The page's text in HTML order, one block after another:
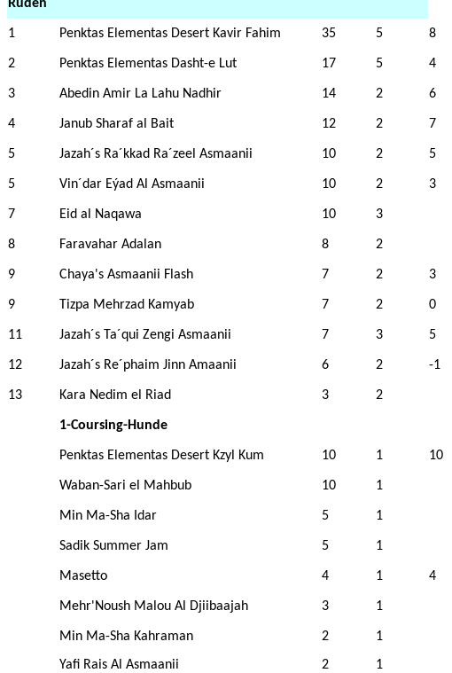
Rüden
1 Penktas Elementas Desert Kavir Fahim 35 5 8
2 Penktas Elementas Dasht-e Lut 17 5 4
3 Abedin Amir La Lahu Nadhir 14 2 6
4 Janub Sharaf al Bait 12 2 7
5 Jazah´s Ra´kkad Ra´zeel Asmaanii 10 2 5
5 Vin´dar Eýad Al Asmaanii 10 2 3
7 Eid al Naqawa 10 3
8 Faravahar Adalan 8 2
9 Chaya's Asmaanii Flash 7 2 3
9 Tizpa Mehrzad Kamyab 7 2 0
11 Jazah´s Ta´qui Zengi Asmaanii 7 3 5
12 Jazah´s Re´phaim Jinn Amaanii 6 2 -1
13 Kara Nedim el Riad 3 2
1-Coursing-Hunde
Penktas Elementas Desert Kzyl Kum 10 1 10
Waban-Sari el Mahbub 10 1
Min Ma-Sha Idar 5 1
Sadik Summer Jam 5 1
Masetto 4 1 4
Mehr'Noush Malou Al Djiibaajah 3 1
Min Ma-Sha Kahraman 2 1
Yafi Rais Al Asmaanii
2 1